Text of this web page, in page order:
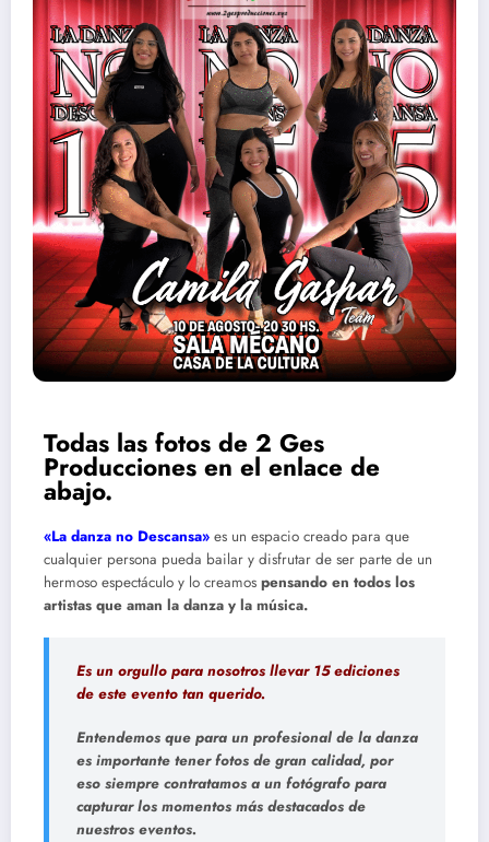
Todas las fotos de 2 Ges
Producciones en el enlace de
abajo.
«La danza no Descansa» es un espacio creado para que
cualquier persona pueda bailar y disfrutar de ser parte de un
hermoso espectáculo y lo creamos pensando en todos los
artistas que aman la danza y la música.
Es un orgullo para nosotros llevar 15 ediciones
de este evento tan querido.
Entendemos que para un profesional de la danza
es importante tener fotos de gran calidad, por
eso siempre contratamos a un fotógrafo para
capturar los momentos más destacados de
nuestros eventos.